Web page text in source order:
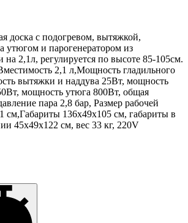
доска с подогревом, вытяжкой,
утюгом и парогенератором из
2,1л, регулируется по высоте 85-105см.
2,1 л,Мощность гладильного
вытяжки и наддува 25Вт, мощность
мощность утюга 800Вт, общая
пара 2,8 бар, Размер рабочей
см,Габариты 136х49х105 см, габариты в
45х49х122 см, вес 33 кг, 220V